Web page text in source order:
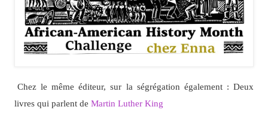
Chez le même éditeur, sur la ségrégation également : Deux
livres qui parlent de Martin Luther King